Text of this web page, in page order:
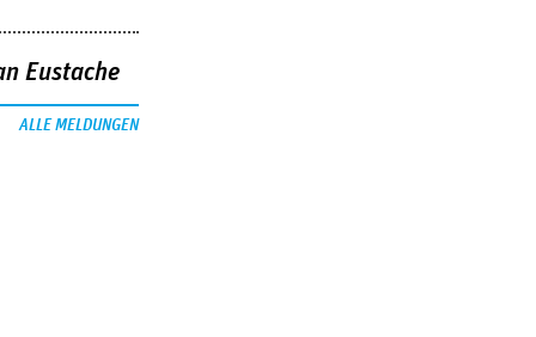
Eustache
ALLE MELDUNGEN